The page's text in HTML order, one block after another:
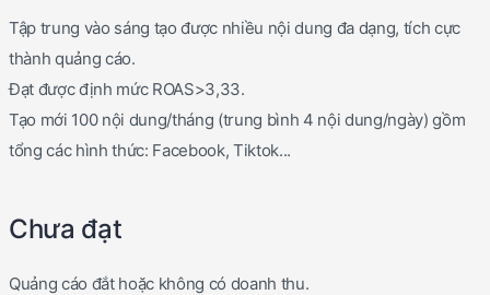
Tập trung vào sáng tạo được nhiều nội dung đa dạng, tích cực
thành quảng cáo.
Đạt được định mức ROAS>3,33.
Tạo mới 100 nội dung/tháng (trung bình 4 nội dung/ngày) gồm
tổng các hình thức: Facebook, Tiktok...
Chưa đạt
Quảng cáo đắt hoặc không có doanh thu.